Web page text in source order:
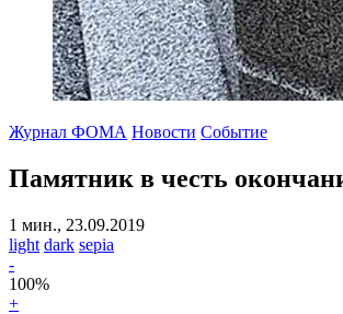
Журнал ФОМА Новости Событие
Памятник в честь
1 мин., 23.09.2019
light dark sepia
-
100%
+